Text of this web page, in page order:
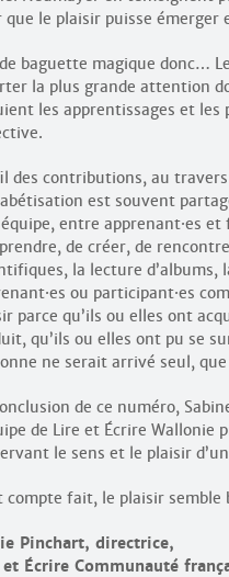
que le plaisir puisse émerger
baguette magique donc…
la plus grande attention
les apprentissages et les
des contributions, au
est souvent
entre apprenant·es et
de créer, de
la lecture
·es ou participant·es
parce qu’ils ou elles ont
qu’ils ou elles ont pu se
ne serait arrivé seul,
de ce numéro,
de Lire et Écrire
le sens et le plaisir
compte fait, le plaisir
Pinchart, directrice,
Écrire Communauté